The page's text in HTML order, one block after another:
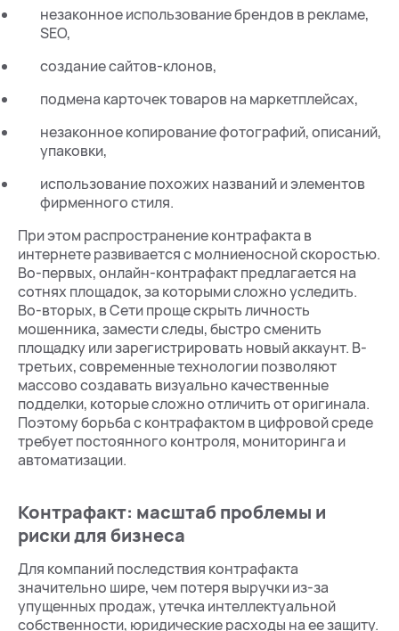
незаконное использование брендов в рекламе,
SEO,
создание сайтов-клонов,
подмена карточек товаров на маркетплейсах,
незаконное копирование фотографий, описаний,
упаковки,
использование похожих названий и элементов
фирменного стиля.
При этом распространение контрафакта в
интернете развивается с молниеносной скоростью.
Во-первых, онлайн-контрафакт предлагается на
сотнях площадок, за которыми сложно уследить.
Во-вторых, в Сети проще скрыть личность
мошенника, замести следы, быстро сменить
площадку или зарегистрировать новый аккаунт. В-
третьих, современные технологии позволяют
массово создавать визуально качественные
подделки, которые сложно отличить от оригинала.
Поэтому борьба с контрафактом в цифровой среде
требует постоянного контроля, мониторинга и
автоматизации.
Контрафакт: масштаб проблемы и
риски для бизнеса
Для компаний последствия контрафакта
значительно шире, чем потеря выручки из-за
упущенных продаж, утечка интеллектуальной
собственности, юридические расходы на ее защиту.